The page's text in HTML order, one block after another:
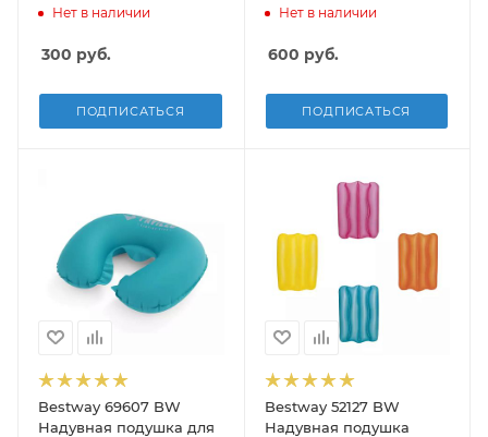
покрытием
Нет в наличии
300 руб.
ПОДПИСАТЬСЯ
Нет в наличии
600 руб.
ПОДПИСАТЬСЯ
Bestway 69607 BW
Надувная подушка для
Bestway 52127 BW
Надувная подушка